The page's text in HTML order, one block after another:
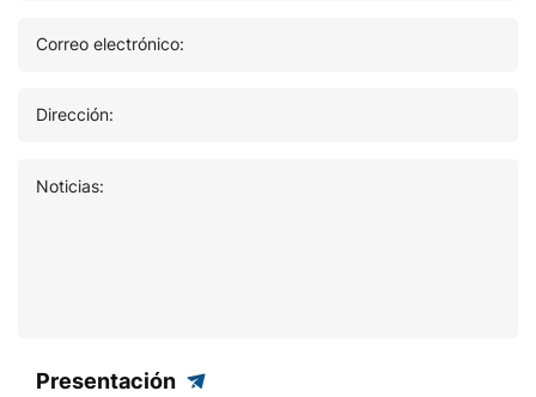
Correo electrónico:
Dirección:
Noticias:
Presentación